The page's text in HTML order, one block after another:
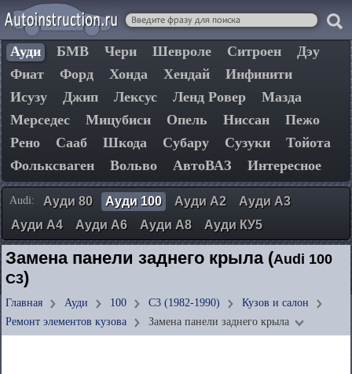
Ауди БМВ Чери Шевроле Ситроен
Дэу
Фиат
Форд Хонда Хендай
Инфинити
Исузу
Джип Лексус Ленд Ровер
Мазда
Мерседес
Мицубиси Опель Ниссан
Пежо
Рено
Сааб Шкода Субару Сузуки
Тойота
Фольксваген
Вольво АвтоВАЗ Интересное
Audi: Ауди 80 Ауди 100 Ауди А2
Ауди А3
Ауди А4
Ауди А6 Ауди А8 Ауди КУ5
Замена панели заднего крыла (Audi 100
C3)
Главная Ауди 100 C3 (1982-1990)
Кузов и салон
Ремонт элементов кузова
Замена панели заднего крыла